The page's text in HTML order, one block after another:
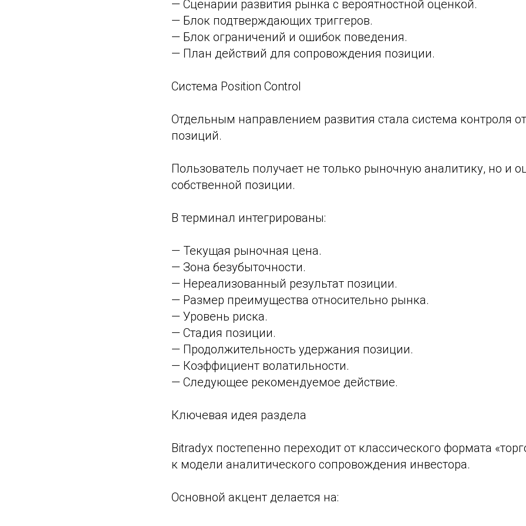
— Сценарии развития рынка с вероятностной оценкой.
— Блок подтверждающих триггеров.
— Блок ограничений и ошибок поведения.
— План действий для сопровождения позиции.
Система Position Control
Отдельным направлением развития стала система контроля
позиций.
Пользователь получает не только рыночную аналитику, но и
собственной позиции.
В терминал интегрированы:
— Текущая рыночная цена.
— Зона безубыточности.
— Нереализованный результат позиции.
— Размер преимущества относительно рынка.
— Уровень риска.
— Стадия позиции.
— Продолжительность удержания позиции.
— Коэффициент волатильности.
— Следующее рекомендуемое действие.
Ключевая идея раздела
Bitradyx постепенно переходит от классического формата
к модели аналитического сопровождения инвестора.
Основной акцент делается на: